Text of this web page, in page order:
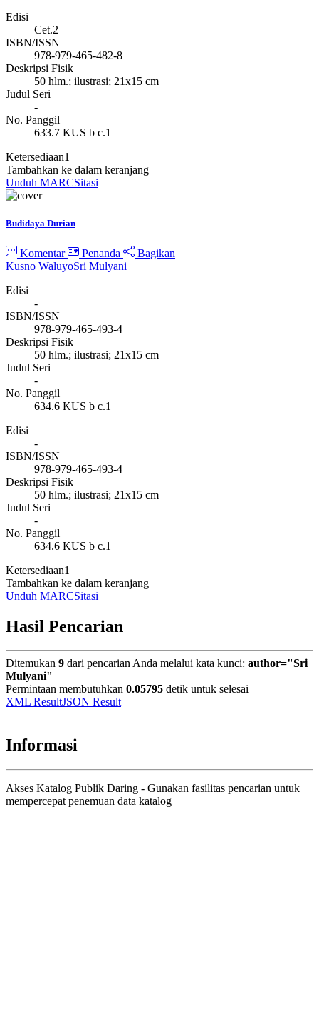
Edisi
Cet.2
ISBN/ISSN
978-979-465-482-8
Deskripsi Fisik
50 hlm.; ilustrasi; 21x15 cm
Judul Seri
-
No. Panggil
633.7 KUS b c.1
Ketersediaan1
Tambahkan ke dalam keranjang
Unduh MARCSitasi
Budidaya Durian
Komentar Penanda
Bagikan
Kusno WaluyoSri Mulyani
Edisi
-
ISBN/ISSN
978-979-465-493-4
Deskripsi Fisik
50 hlm.; ilustrasi; 21x15 cm
Judul Seri
-
No. Panggil
634.6 KUS b c.1
Edisi
-
ISBN/ISSN
978-979-465-493-4
Deskripsi Fisik
50 hlm.; ilustrasi; 21x15 cm
Judul Seri
-
No. Panggil
634.6 KUS b c.1
Ketersediaan1
Tambahkan ke dalam keranjang
Unduh MARCSitasi
Hasil Pencarian
Ditemukan 9 dari pencarian Anda melalui kata kunci: author="Sri
Mulyani"
Permintaan membutuhkan 0.05795 detik untuk selesai
XML ResultJSON Result
Informasi
Akses Katalog Publik Daring - Gunakan fasilitas pencarian untuk
mempercepat penemuan data katalog